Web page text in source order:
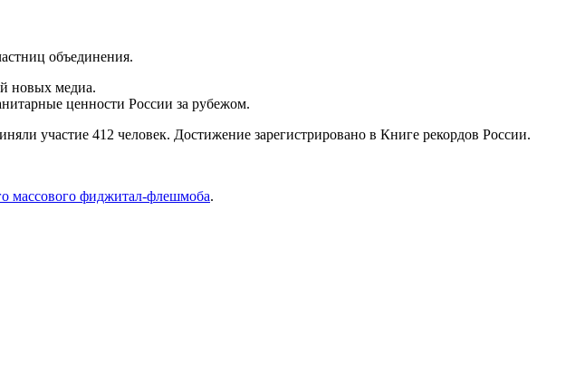
объединения.
новых медиа.
ценности России за рубежом.
участие 412 человек. Достижение зарегистрировано в Книге рекордов России.
массового фиджитал-флешмоба.